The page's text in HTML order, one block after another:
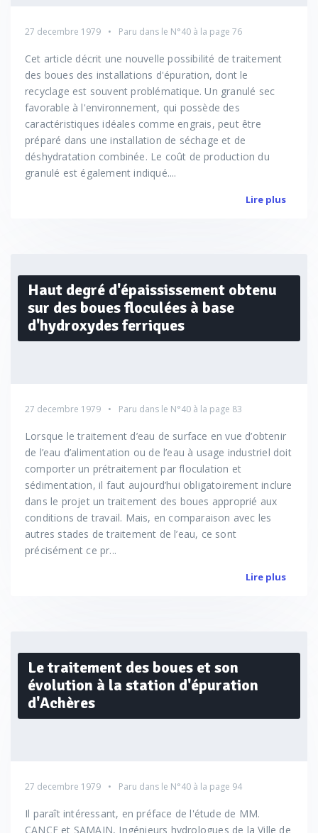
27 decembre 1979 Paru dans le N°40 à la page 76
Cet article décrit une nouvelle possibilité de traitement
des boues des installations d'épuration, dont le
recyclage est souvent problématique. Un granulé sec
favorable à l'environnement, qui possède des
caractéristiques idéales comme engrais, peut être
préparé dans une installation de séchage et de
déshydratation combinée. Le coût de production du
granulé est également indiqué....
Lire plus
Haut degré d'épaississement obtenu
sur des boues floculées à base
d'hydroxydes ferriques
27 decembre 1979 Paru dans le N°40 à la page 83
Lorsque le traitement d’eau de surface en vue d’obtenir
de l’eau d’alimentation ou de l’eau à usage industriel doit
comporter un prétraitement par floculation et
sédimentation, il faut aujourd’hui obligatoirement inclure
dans le projet un traitement des boues approprié aux
conditions de travail. Mais, en comparaison avec les
autres stades de traitement de l’eau, ce sont
précisément ce pr...
Lire plus
Le traitement des boues et son
évolution à la station d'épuration
d'Achères
27 decembre 1979 Paru dans le N°40 à la page 94
Il paraît intéressant, en préface de l'étude de MM.
CANCE et SAMAIN, Ingénieurs hydrologues de la Ville de